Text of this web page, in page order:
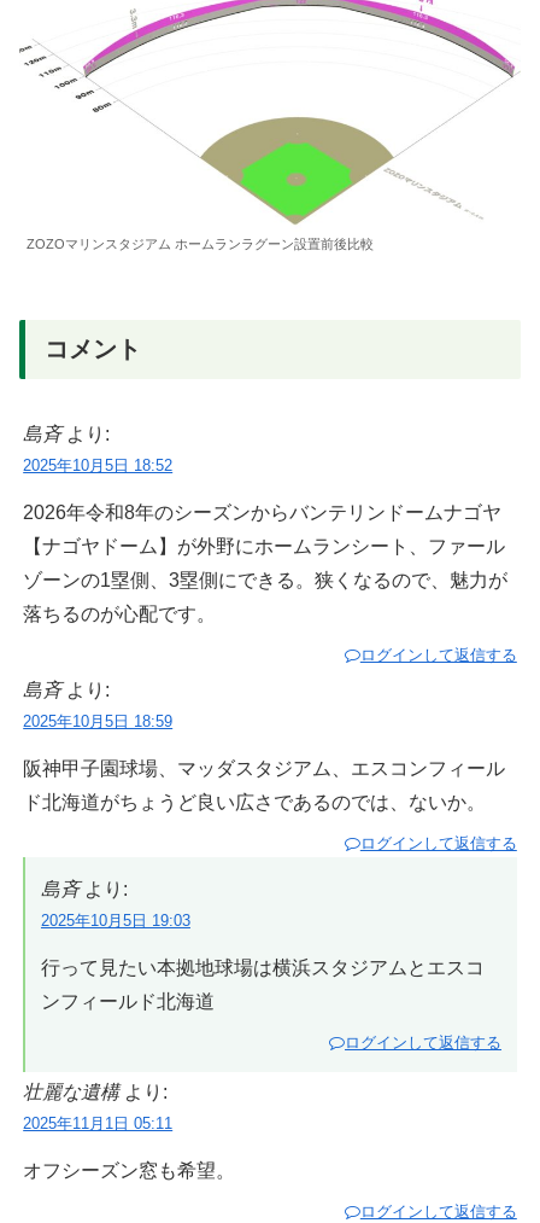
ZOZOマリンスタジアム ホームランラグーン設置前後比較
コメント
島斉 より:
2025年10月5日 18:52
2026年令和8年のシーズンからバンテリンドームナゴヤ
【ナゴヤドーム】が外野にホームランシート、ファール
ゾーンの1塁側、3塁側にできる。狭くなるので、魅力が
落ちるのが心配です。
ログインして返信する
島斉 より:
2025年10月5日 18:59
阪神甲子園球場、マッダスタジアム、エスコンフィール
ド北海道がちょうど良い広さであるのでは、ないか。
ログインして返信する
島斉 より:
2025年10月5日 19:03
行って見たい本拠地球場は横浜スタジアムとエスコ
ンフィールド北海道
ログインして返信する
壮麗な遺構 より:
2025年11月1日 05:11
オフシーズン窓も希望。
ログインして返信する